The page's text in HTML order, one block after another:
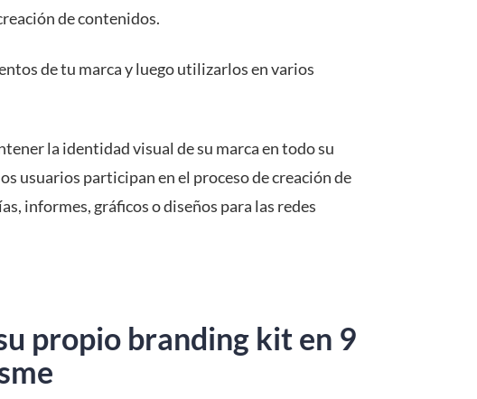
de contenidos.
de tu marca y luego utilizarlos en varios
la identidad visual de su marca en todo su
usuarios participan en el proceso de creación de
informes, gráficos o diseños para las redes
propio branding kit en 9